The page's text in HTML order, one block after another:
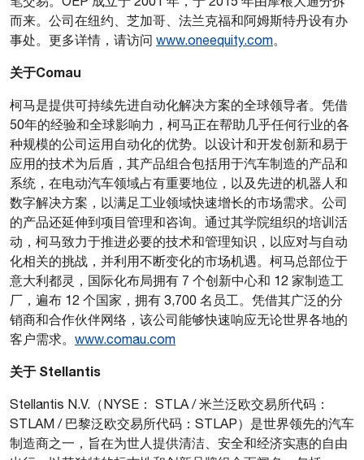
而来。公司在纽约、芝加哥、法兰克福和阿姆斯特丹设有办
事处。更多详情，请访问 www.oneequity.com。
关于Comau
柯马是提供可持续先进自动化解决方案的全球领导者。凭借
50年的经验和全球影响力，柯马正在帮助几乎任何行业的各
种规模的公司运用自动化的优势。以设计和开发创新和易于
应用的技术为后盾，其产品组合包括用于汽车制造的产品和
系统，在电动汽车领域占有重要地位，以及先进的机器人和
数字解决方案，以满足工业领域快速增长的市场需求。公司
的产品还延伸到项目管理和咨询。通过其学院组织的培训活
动，柯马致力于推进必要的技术和管理知识，以应对与自动
化相关的挑战，并利用不断变化的市场机遇。柯马总部位于
意大利都灵，国际化布局拥有 7 个创新中心和 12 家制造工
厂，遍布 12 个国家，拥有 3,700 名员工。凭借其广泛的分
销商和合作伙伴网络，该公司能够快速响应无论世界各地的
客户需求。 www.comau.com
关于 Stellantis
Stellantis N.V.（NYSE： STLA / 米兰泛欧交易所代码：
STLAM / 巴黎泛欧交易所代码：STLAP）是世界领先的汽车
制造商之一，旨在为世人提供清洁、安全和经济实惠的自由